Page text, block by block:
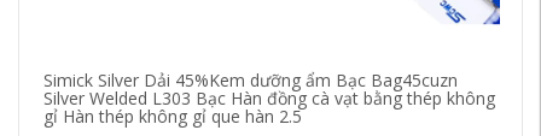
Simick Silver Dải 45%Kem dưỡng ẩm Bạc Bag45cuzn
Silver Welded L303 Bạc Hàn đồng cà vạt bằng thép không
gỉ Hàn thép không gỉ que hàn 2.5